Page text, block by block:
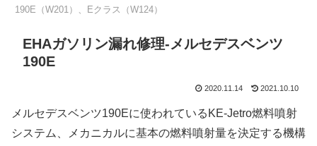
190E（W201）、Eクラス（W124）
EHAガソリン漏れ修理-メルセデスベンツ
190E
2020.11.14 2021.10.10
メルセデスベンツ190Eに使われているKE-Jetro燃料噴射
システム、メカニカルに基本の燃料噴射量を決定する機構